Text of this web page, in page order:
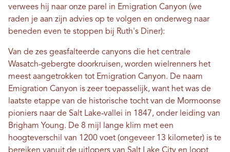
verwees hij naar onze parel in Emigration Canyon (we
raden je aan zijn advies op te volgen en onderweg naar
beneden even te stoppen bij Ruth's Diner):
Van de zes geasfalteerde canyons die het centrale
Wasatch-gebergte doorkruisen, worden wielrenners het
meest aangetrokken tot Emigration Canyon. De naam
Emigration Canyon is zeer toepasselijk, want het was de
laatste etappe van de historische tocht van de Mormoonse
pioniers naar de Salt Lake-vallei in 1847, onder leiding van
Brigham Young. De 8 mijl lange klim met een
hoogteverschil van 1200 voet (ongeveer 13 kilometer) is te